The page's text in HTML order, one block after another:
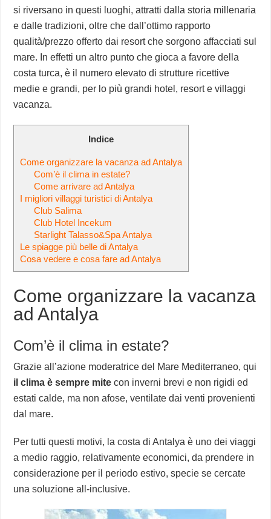
si riversano in questi luoghi, attratti dalla storia millenaria
e dalle tradizioni, oltre che dall’ottimo rapporto
qualità/prezzo offerto dai resort che sorgono affacciati sul
mare. In effetti un altro punto che gioca a favore della
costa turca, è il numero elevato di strutture ricettive
medie e grandi, per lo più grandi hotel, resort e villaggi
vacanza.
Indice
Come organizzare la vacanza ad Antalya
Com’è il clima in estate?
Come arrivare ad Antalya
I migliori villaggi turistici di Antalya
Club Salima
Club Hotel Incekum
Starlight Talasso&Spa Antalya
Le spiagge più belle di Antalya
Cosa vedere e cosa fare ad Antalya
Come organizzare la vacanza
ad Antalya
Com’è il clima in estate?
Grazie all’azione moderatrice del Mare Mediterraneo, qui
il clima è sempre mite con inverni brevi e non rigidi ed
estati calde, ma non afose, ventilate dai venti provenienti
dal mare.
Per tutti questi motivi, la costa di Antalya è uno dei viaggi
a medio raggio, relativamente economici, da prendere in
considerazione per il periodo estivo, specie se cercate
una soluzione all-inclusive.